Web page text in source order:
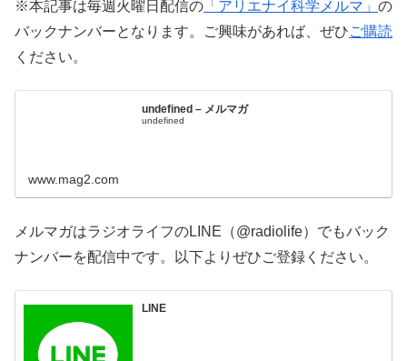
※本記事は毎週火曜日配信の 「アリエナイ科学メルマ」 の
バックナンバーとなります。ご興味があれば、ぜひご購読
ください。
undefined – メルマガ
undefined
www.mag2.com
メルマガはラジオライフのLINE（@radiolife）でもバック
ナンバーを配信中です。以下よりぜひご登録ください。
LINE